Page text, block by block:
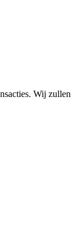
Wij zullen